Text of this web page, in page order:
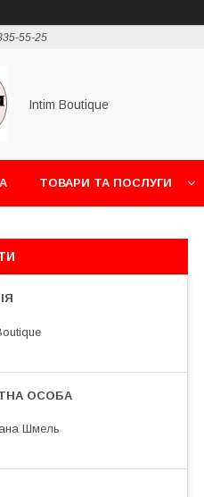
55-25
Intim Boutique
ТОВАРИ ТА ПОСЛУГИ
Шмель